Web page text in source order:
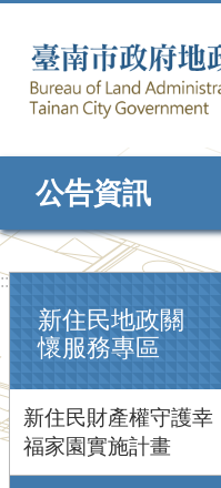
公告資訊
:::
新住民地政關
懷服務專區
新住民財產權守護幸
福家園實施計畫